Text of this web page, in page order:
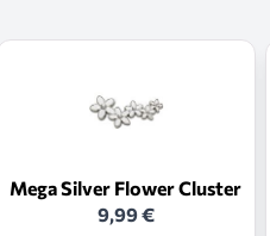
Mega Silver Flower Cluster
9,99 €